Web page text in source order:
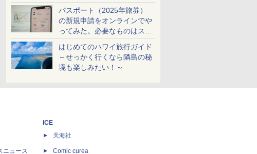
配・来場前に必要な準備は？
パスポート（2025年旅券）
の新規申請をオンラインでや
ってみた。必要なものはスマ
ホとマイナカードのみ
はじめてのハワイ旅行ガイド
～せっかく行くなら隣島の秘
境も楽しみたい！～
ニュース
ICE
天海社
Comic curea